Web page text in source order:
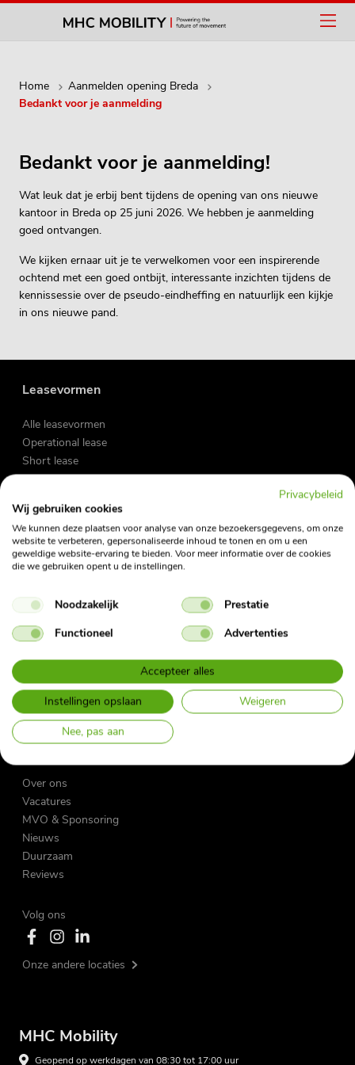
Home
Aanmelden opening Breda
Bedankt voor je aanmelding
Bedankt voor je aanmelding!
Wat leuk dat je erbij bent tijdens de opening van ons nieuwe
kantoor in Breda op 25 juni 2026. We hebben je aanmelding
goed ontvangen.
We kijken ernaar uit je te verwelkomen voor een inspirerende
ochtend met een goed ontbijt, interessante inzichten tijdens de
kennissessie over de pseudo-eindheffing en natuurlijk een kijkje
in ons nieuwe pand.
Leasevormen
Alle leasevormen
Operational lease
Short lease
Flex lease
Zakelijke lease
Private lease
Occasions
Vraag en antwoord
Contact
Nieuwsbrief
Bijtellingscalculator
Herroepingsformulier Private Lease
Over ons
Vacatures
MVO & Sponsoring
Nieuws
Duurzaam
Reviews
Volg ons
Onze andere locaties
MHC Mobility
Geopend op werkdagen van 08:30 tot 17:00 uur
Privacybeleid
Wij gebruiken cookies
We kunnen deze plaatsen voor analyse van onze bezoekersgegevens, om onze
website te verbeteren, gepersonaliseerde inhoud te tonen en om u een
geweldige website-ervaring te bieden. Voor meer informatie over de cookies
die we gebruiken opent u de instellingen.
Noodzakelijk
Prestatie
Functioneel
Advertenties
Accepteer alles
Instellingen opslaan
Weigeren
Nee, pas aan